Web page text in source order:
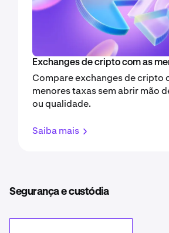
Exchanges de cripto com as
Compare exchanges de cripto
menores taxas sem abrir mão
ou qualidade.
Saiba mais
Segurança e custódia